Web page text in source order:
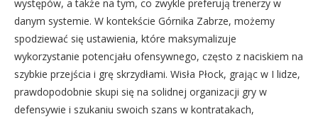
występów, a także na tym, co zwykle preferują trenerzy w
danym systemie. W kontekście Górnika Zabrze, możemy
spodziewać się ustawienia, które maksymalizuje
wykorzystanie potencjału ofensywnego, często z naciskiem na
szybkie przejścia i grę skrzydłami. Wisła Płock, grając w I lidze,
prawdopodobnie skupi się na solidnej organizacji gry w
defensywie i szukaniu swoich szans w kontratakach,